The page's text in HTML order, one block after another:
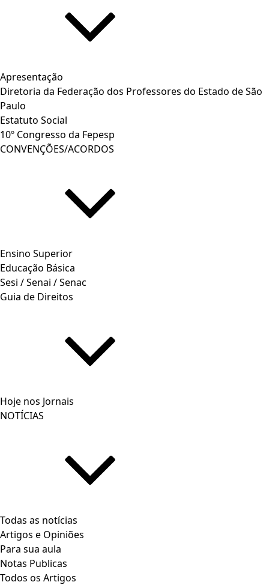
Apresentação
Diretoria da Federação dos Professores do Estado de São
Paulo
Estatuto Social
10º Congresso da Fepesp
CONVENÇÕES/ACORDOS
Ensino Superior
Educação Básica
Sesi / Senai / Senac
Guia de Direitos
Hoje nos Jornais
NOTÍCIAS
Todas as notícias
Artigos e Opiniões
Para sua aula
Notas Publicas
Todos os Artigos